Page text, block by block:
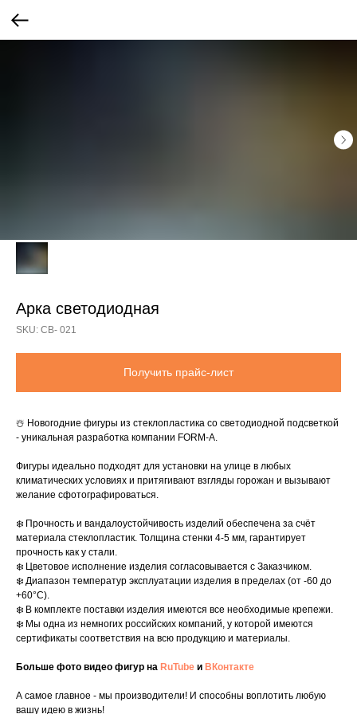
Арка светодиодная
SKU: СВ- 021
Получить прайс-лист
☃️ Новогодние фигуры из стеклопластика со светодиодной подсветкой
- уникальная разработка компании FORM-A.
Фигуры идеально подходят для установки на улице в любых
климатических условиях и притягивают взгляды горожан и вызывают
желание сфотографироваться.
❄️ Прочность и вандалоустойчивость изделий обеспечена за счёт
материала стеклопластик. Толщина стенки 4-5 мм, гарантирует
прочность как у стали.
❄️ Цветовое исполнение изделия согласовывается с Заказчиком.
❄️ Диапазон температур эксплуатации изделия в пределах (от -60 до
+60°C).
❄️ В комплекте поставки изделия имеются все необходимые крепежи.
❄️ Мы одна из немногих российских компаний, у которой имеются
сертификаты соответствия на всю продукцию и материалы.
Больше фото видео фигур на RuTube и ВКонтакте
А самое главное - мы производители! И способны воплотить любую
вашу идею в жизнь!